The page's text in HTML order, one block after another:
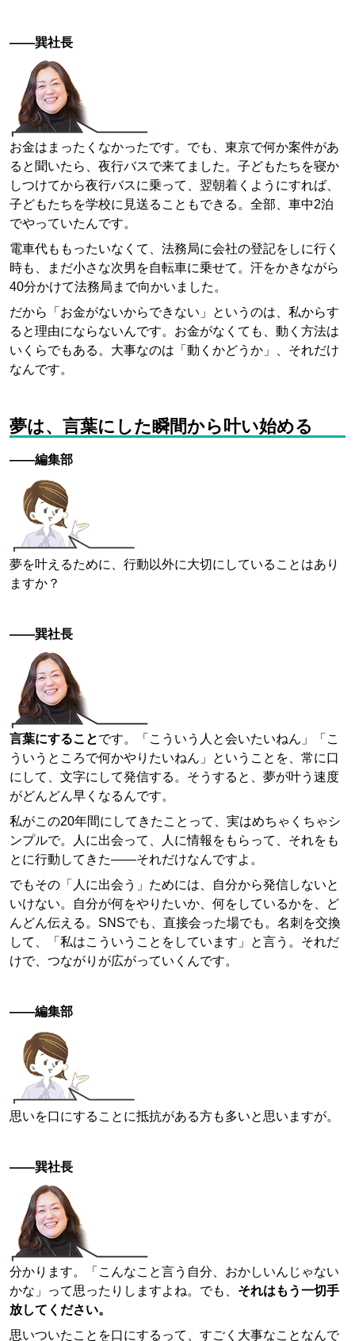
——巽社長
お金はまったくなかったです。でも、東京で何か案件があ
ると聞いたら、夜行バスで来てました。子どもたちを寝か
しつけてから夜行バスに乗って、翌朝着くようにすれば、
子どもたちを学校に見送ることもできる。全部、車中2泊
でやっていたんです。
電車代ももったいなくて、法務局に会社の登記をしに行く
時も、まだ小さな次男を自転車に乗せて。汗をかきながら
40分かけて法務局まで向かいました。
だから「お金がないからできない」というのは、私からす
ると理由にならないんです。お金がなくても、動く方法は
いくらでもある。大事なのは「動くかどうか」、それだけ
なんです。
夢は、言葉にした瞬間から叶い始める
——編集部
夢を叶えるために、行動以外に大切にしていることはあり
ますか？
——巽社長
言葉にすることです。「こういう人と会いたいねん」「こ
ういうところで何かやりたいねん」ということを、常に口
にして、文字にして発信する。そうすると、夢が叶う速度
がどんどん早くなるんです。
私がこの20年間にしてきたことって、実はめちゃくちゃシ
ンプルで。人に出会って、人に情報をもらって、それをも
とに行動してきた——それだけなんですよ。
でもその「人に出会う」ためには、自分から発信しないと
いけない。自分が何をやりたいか、何をしているかを、ど
んどん伝える。SNSでも、直接会った場でも。名刺を交換
して、「私はこういうことをしています」と言う。それだ
けで、つながりが広がっていくんです。
——編集部
思いを口にすることに抵抗がある方も多いと思いますが。
——巽社長
分かります。「こんなこと言う自分、おかしいんじゃない
かな」って思ったりしますよね。でも、 それはもう一切手
放してください。
思いついたことを口にするって、すごく大事なことなんで